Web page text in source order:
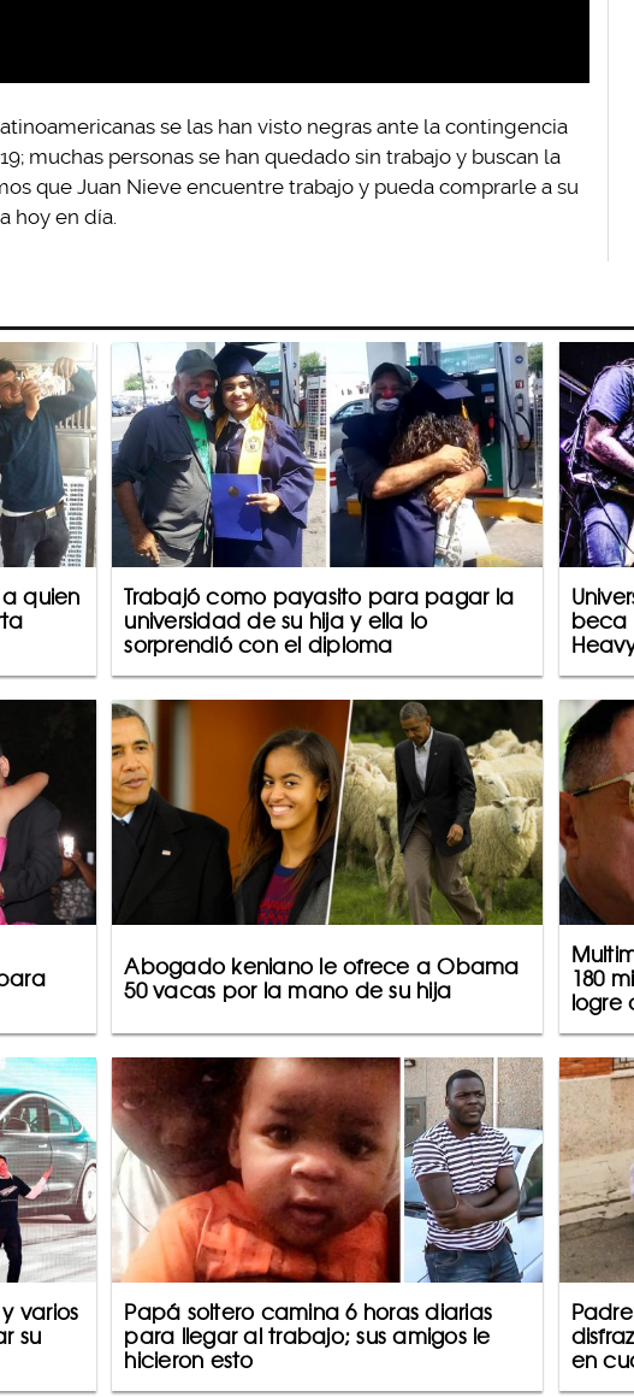
se las han visto negras ante la contingencia
muchas personas se han quedado sin trabajo y buscan la
que Juan Nieve encuentre trabajo y pueda comprarle a su
hoy en día.
quien
Trabajó como payasito para pagar la
universidad de su hija y ella lo
sorprendió con el diploma
beca
Abogado keniano le ofrece a Obama
50 vacas por la mano de su hija
180
logre
varios
su
Papá soltero camina 6 horas diarias
para llegar al trabajo; sus amigos le
hicieron esto
en